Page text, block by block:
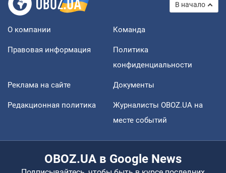
В начало
О компании Команда
Правовая информация
Политика
конфиденциальности
Реклама на сайте Документы
Редакционная политика
Журналисты OBOZ.UA на
месте событий
OBOZ.UA в Google News